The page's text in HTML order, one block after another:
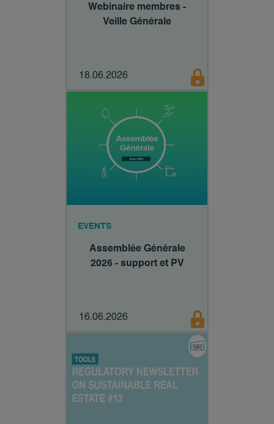
Webinaire membres -
Veille Générale
18.06.2026
EVENTS
Assemblée Générale
2026 - support et PV
16.06.2026